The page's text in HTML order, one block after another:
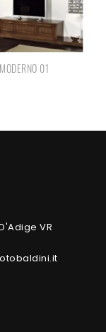
MODERNO 01
VR